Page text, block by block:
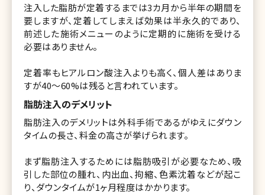
注入した脂肪が定着するまでは3カ月から半年の期間を
要しますが、定着してしまえば効果は半永久的であり、
前述した施術メニューのように定期的に施術を受ける
必要はありません。
定着率もヒアルロン酸注入よりも高く、個人差はありま
すが40〜60%は残ると言われています。
脂肪注入のデメリット
脂肪注入のデメリットは外科手術であるがゆえにダウン
タイムの長さ、料金の高さが挙げられます。
まず脂肪注入するためには脂肪吸引が必要なため、吸
引した部位の腫れ、内出血、拘縮、色素沈着などが起こ
り、ダウンタイムが1ヶ月程度はかかります。